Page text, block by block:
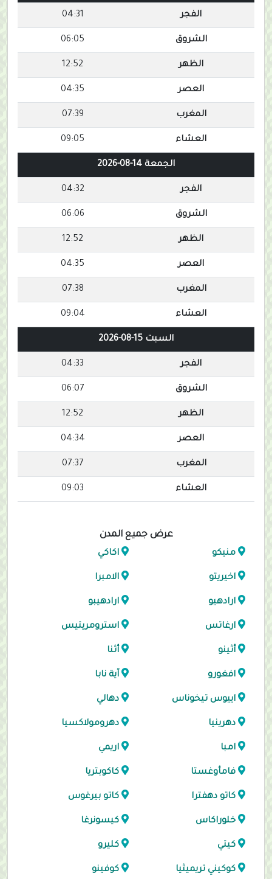
الفجر 04:31
الشروق 06:05
الظهر 12:52
العصر 04:35
المغرب 07:39
العشاء 09:05
الجمعة 14-08-2026
الفجر 04:32
الشروق 06:06
الظهر 12:52
العصر 04:35
المغرب 07:38
العشاء 09:04
السبت 15-08-2026
الفجر 04:33
الشروق 06:07
الظهر 12:52
العصر 04:34
المغرب 07:37
العشاء 09:03
عرض جميع المدن
منيكو اكاكي
اخيريتو الامبرا
ارادهيو ارادهيبو
ارغاتس استرومريتيس
أثينو أثنا
افغورو آية نابا
اييوس تيخوناس دهالي
دهرينيا دهرومولاكسيا
امبا اريمي
فامأوغستا كاكوبتريا
كاتو دهفترا كاتو بيرغوس
خلوراكاس كيسونرغا
كيتي كليرو
كوكيني تريميثيا كوفينو